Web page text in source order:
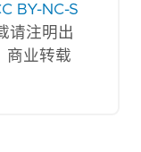
BY-NC-S
请注明出
商业转载